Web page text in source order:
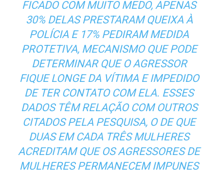
FICADO COM MUITO MEDO, APENAS
30% DELAS PRESTARAM QUEIXA À
POLÍCIA E 17% PEDIRAM MEDIDA
PROTETIVA, MECANISMO QUE PODE
DETERMINAR QUE O AGRESSOR
FIQUE LONGE DA VÍTIMA E IMPEDIDO
DE TER CONTATO COM ELA. ESSES
DADOS TÊM RELAÇÃO COM OUTROS
CITADOS PELA PESQUISA, O DE QUE
DUAS EM CADA TRÊS MULHERES
ACREDITAM QUE OS AGRESSORES DE
MULHERES PERMANECEM IMPUNES